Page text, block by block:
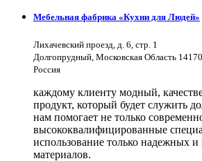
Мебельная фабрика «Кухни для Людей»
Лихачевский проезд, д. 6, стр. 1
Долгопрудный, Московская Область
Россия
каждому клиенту модный,
продукт, который будет служить
нам помогает не только
высококвалифицированные
использование только надежных
материалов.